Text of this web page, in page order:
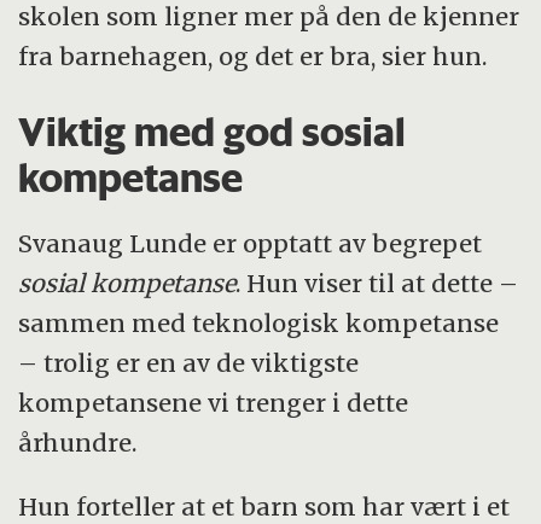
skolen som ligner mer på den de kjenner
fra barnehagen, og det er bra, sier hun.
Viktig med god sosial
kompetanse
Svanaug Lunde er opptatt av begrepet
sosial kompetanse. Hun viser til at dette –
sammen med teknologisk kompetanse
– trolig er en av de viktigste
kompetansene vi trenger i dette
århundre.
Hun forteller at et barn som har vært i et